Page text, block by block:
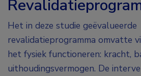
Het in deze studie geëvalueerde
revalidatieprogramma omvatte
het fysiek functioneren: kracht,
uithoudingsvermogen. De